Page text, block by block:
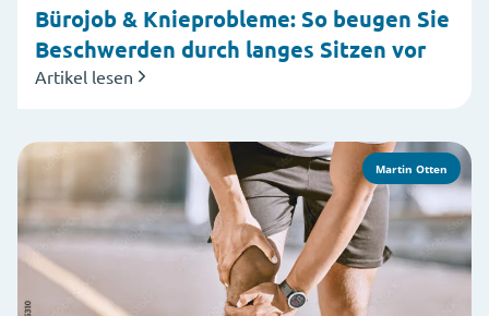
Bürojob & Knieprobleme: So beugen Sie
Beschwerden durch langes Sitzen vor
Artikel lesen
Martin Otten